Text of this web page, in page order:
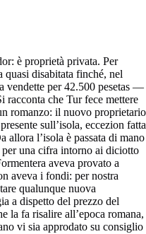
è proprietà privata. Per
quasi disabitata finché, nel
vendette per 42.500 pesetas —
racconta che Tur fece mettere
romanzo: il nuovo proprietario
sull’isola, eccezion fatta
allora l’isola è passata di mano
una cifra intorno ai diciotto
aveva provato a
aveva i fondi: per nostra
qualunque nuova
a dispetto del prezzo del
la fa risalire all’epoca romana,
vi sia approdato su consiglio